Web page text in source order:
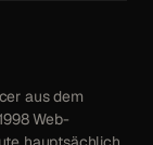
aus dem
Web-